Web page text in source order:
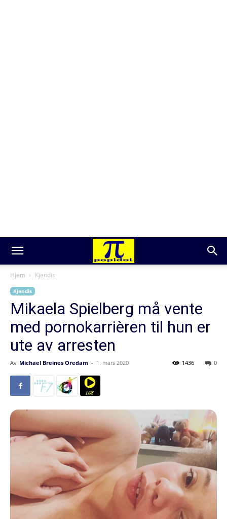
Hjem Kjendis
Kjendis
Mikaela Spielberg må vente
med pornokarrièren til hun er
ute av arresten
Av Michael Breines Oredam - 1. mars 2020 0
1436